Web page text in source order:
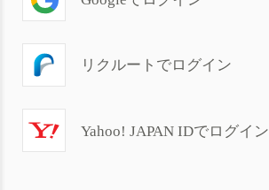
リクルートでログイン
Yahoo! JAPAN IDでログイン